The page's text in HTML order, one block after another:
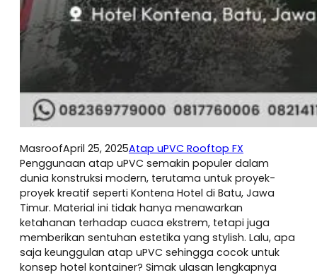
MasroofApril 25, 2025Atap uPVC Rooftop FX
Penggunaan atap uPVC semakin populer dalam
dunia konstruksi modern, terutama untuk proyek-
proyek kreatif seperti Kontena Hotel di Batu, Jawa
Timur. Material ini tidak hanya menawarkan
ketahanan terhadap cuaca ekstrem, tetapi juga
memberikan sentuhan estetika yang stylish. Lalu, apa
saja keunggulan atap uPVC sehingga cocok untuk
konsep hotel kontainer? Simak ulasan lengkapnya